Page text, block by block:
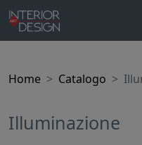
Home Catalogo
Illuminazione